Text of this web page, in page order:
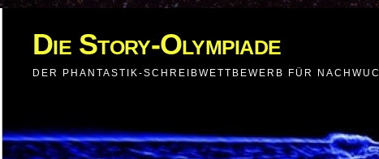
Die Story-Olympiade
DER PHANTASTIK-SCHREIBWETTBEWERB FÜR